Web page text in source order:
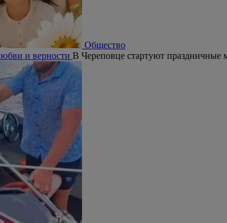
Общество
и верности В Череповце стартуют